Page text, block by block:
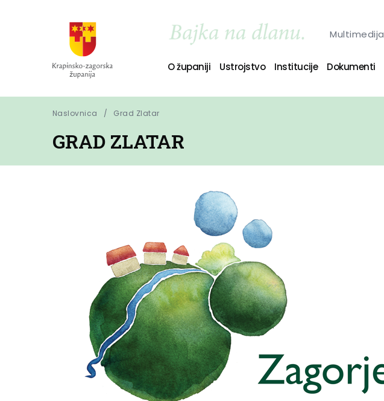
Multimedija
O županiji Ustrojstvo Institucije Dokumenti
Naslovnica Grad Zlatar
GRAD ZLATAR